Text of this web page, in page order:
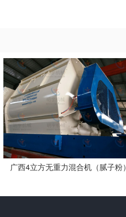
广西4立方无重力混合机（腻子粉）